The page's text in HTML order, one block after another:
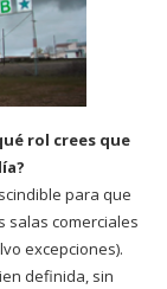
rol crees que
para que
salas comerciales
excepciones).
definida, sin